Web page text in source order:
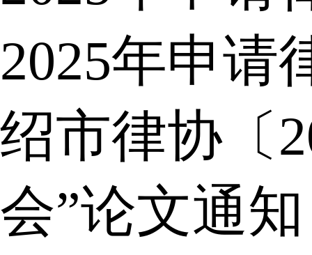
2025年申请
绍市律协〔
会”论文通知